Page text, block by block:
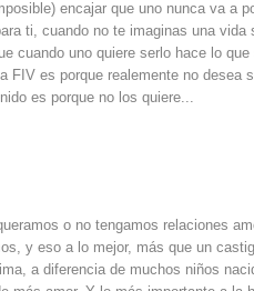
encajar que uno nunca va a
ti, cuando no te imaginas una vida
cuando uno quiere serlo hace lo
es porque realemente no desea
es porque no los quiere...
o no tengamos relaciones
y eso a lo mejor, más que un
a diferencia de muchos niños